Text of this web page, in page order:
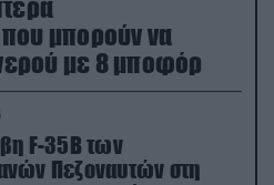
μπορούν να
με 8 μποφόρ
F-35B των
Πεζοναυτών στη